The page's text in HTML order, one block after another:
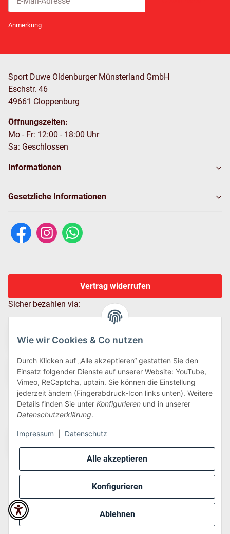
Alle akzeptieren
Konfigurieren
Ablehnen
Wie wir Cookies & Co nutzen
Durch Klicken auf „Alle akzeptieren“ gestatten Sie den
Einsatz folgender Dienste auf unserer Website: YouTube,
Vimeo, ReCaptcha, uptain. Sie können die Einstellung
jederzeit ändern (Fingerabdruck-Icon links unten). Weitere
Details finden Sie unter Konfigurieren und in unserer
Datenschutzerklärung.
Impressum Datenschutz
Anmerkung
Sport Duwe Oldenburger Münsterland GmbH
Eschstr. 46
49661 Cloppenburg
Öffnungszeiten:
Mo - Fr: 12:00 - 18:00 Uhr
Sa: Geschlossen
Informationen
Gesetzliche Informationen
Vertrag widerrufen
Sicher bezahlen via:
Wir versenden via:
* Alle Preise inkl. gesetzlicher USt., zzgl.Versand
Perfected byDreizack Medien